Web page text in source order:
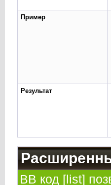
Пример
Результат
BB код [list]